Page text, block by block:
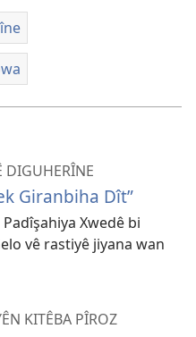
DIGUHERÎNE
Giranbiha Dît”
Xwedê bi
vê rastiyê jiyana wan
KITÊBA PÎROZ